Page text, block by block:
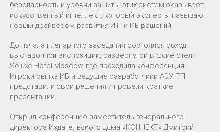
безопасность и уровни защиты этих систем оказывает
искусственный интеллект, который эксперты называют
новым драйвером развития ИТ- и ИБ-решений.
До начала пленарного заседания состоялся обход
выставочной экспозиции, развернутой в фойе отеля
Soluxe Hotel Moscow, где проходила конференция.
Игроки рынка ИБ и ведущие разработчики АСУ ТП
представили свои решения и провели краткие
презентации.
Открыл конференцию заместитель генерального
директора Издательского дома «КОННЕКТ» Дмитрий